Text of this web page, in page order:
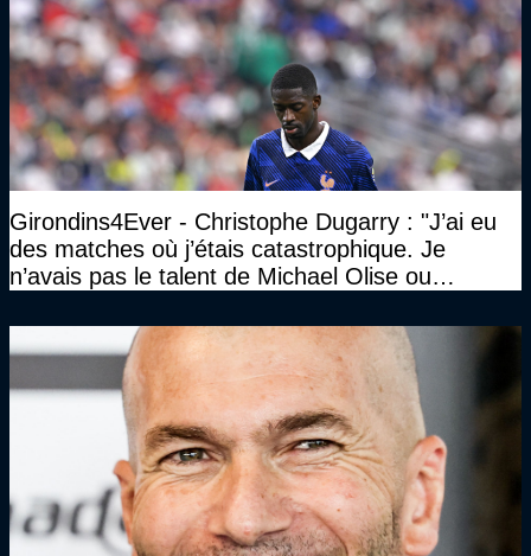
Girondins4Ever - Christophe Dugarry : "J’ai eu
des matches où j’étais catastrophique. Je
n’avais pas le talent de Michael Olise ou
quelque chose d’assez incroyable"